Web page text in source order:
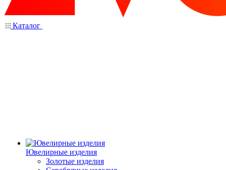
Каталог
Ювелирные изделия
Золотые изделия